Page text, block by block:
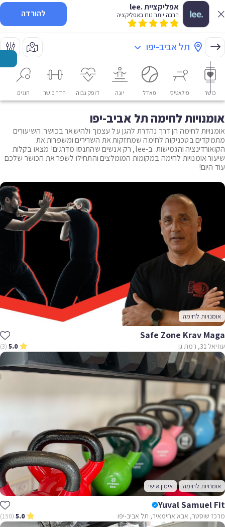
אפליקציית .lee
הרבה יותר נוח באפליקציה להורדה
תל אביב-יפו
כושר פילאטיס פאדל יוגה דופק גבוה חדר כושר חוגים
אומנויות לחימה תל אביב-יפו
אומנויות לחימה הן דרך נהדרת להגן על עצמך ולהישאר בכושר. השיעורים
מתמקדים בטכניקות לחימה שמחזקות את השרירים ומשפרות את
הקואורדינציה והגמישות. ב-lee, רק אנשים שהתנסו מדרגים! מצאו בקלות
שיעור אומנויות לחימה במקומות המומלצים והתחילו לשפר את הכושר שלכם
עוד היום!
אומנויות לחימה
Safe Zone Krav Maga
עוזיאל 31, רמת גן 5.0
(3)
אומנויות לחימה אימון אישי
Yuval Samuel Fit
מרכז שוסטר, אבא אחימאיר, תל אביב-יפו 5.0
(150)